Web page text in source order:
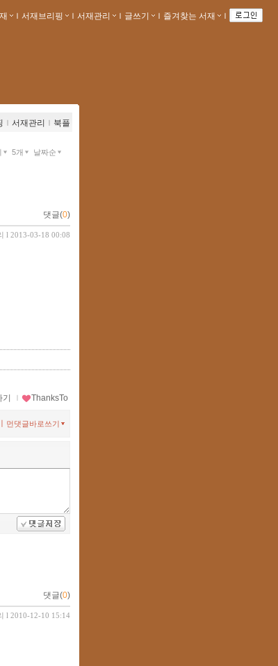
ｌ 서재브리핑 ｌ 서재관리 ｌ 글쓰기 ｌ 즐겨찾는 서재 ｌ
ｌ 서재관리 ｌ 북플
5개 날짜순
댓글(0)
l 2013-03-18 00:08
ｌ ThanksTo
먼댓글바로쓰기
댓글(0)
l 2010-12-10 15:14